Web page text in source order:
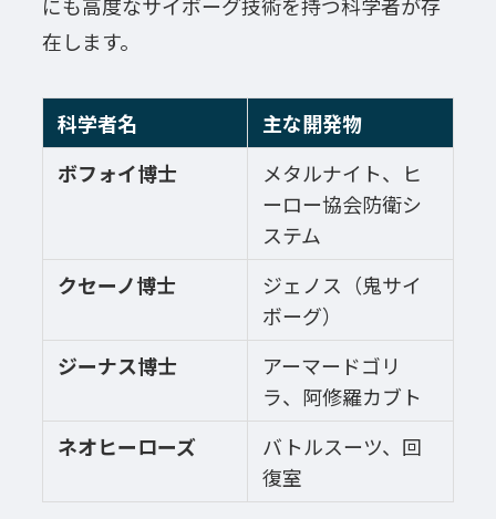
在します。
科学者名
主な開発物
ボフォイ博士
メタルナイト、ヒ
ーロー協会防衛シ
ステム
クセーノ博士
ジェノス（鬼サイ
ボーグ）
ジーナス博士
アーマードゴリ
ラ、阿修羅カブト
ネオヒーローズ
バトルスーツ、回
復室